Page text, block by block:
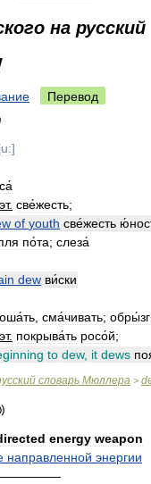
на русский
Перевод
]
. све́жесть;
of youth све́жесть
по́та; слеза́
dew ви́ски
сма́чивать;
. покрыва́ть росо́й;
to dew, it dews
словарь Мюллера >
energy weapon
направленной энергии